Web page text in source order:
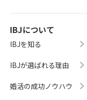
IBJについて
IBJを知る
IBJが選ばれる理由
婚活の成功ノウハウ